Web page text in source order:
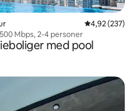
4,92 ud af 5 i
4,92 (237)
500 Mbps, 2-4 personer
med pool